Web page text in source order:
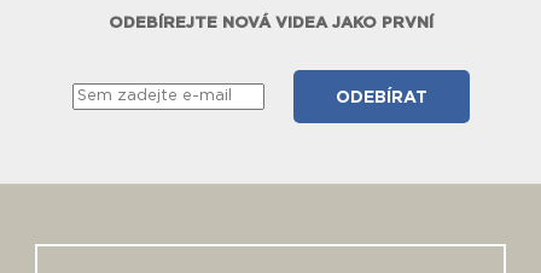
ODEBÍREJTE NOVÁ VIDEA JAKO PRVNÍ